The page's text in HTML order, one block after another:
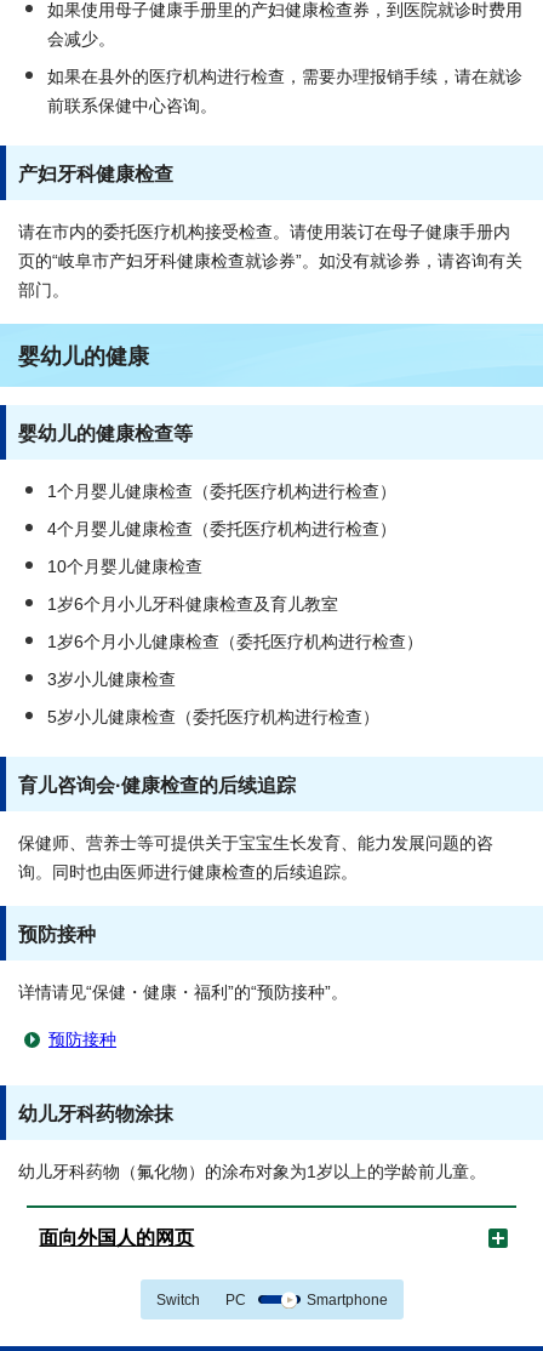
如果使用母子健康手册里的产妇健康检查券，到医院就诊时费用
会减少。
如果在县外的医疗机构进行检查，需要办理报销手续，请在就诊
前联系保健中心咨询。
产妇牙科健康检查
请在市内的委托医疗机构接受检查。请使用装订在母子健康手册内
页的“岐阜市产妇牙科健康检查就诊券”。如没有就诊券，请咨询有关
部门。
婴幼儿的健康
婴幼儿的健康检查等
1个月婴儿健康检查（委托医疗机构进行检查）
4个月婴儿健康检查（委托医疗机构进行检查）
10个月婴儿健康检查
1岁6个月小儿牙科健康检查及育儿教室
1岁6个月小儿健康检查（委托医疗机构进行检查）
3岁小儿健康检查
5岁小儿健康检查（委托医疗机构进行检查）
育儿咨询会·健康检查的后续追踪
保健师、营养士等可提供关于宝宝生长发育、能力发展问题的咨
询。同时也由医师进行健康检查的后续追踪。
预防接种
详情请见“保健・健康・福利”的“预防接种”。
预防接种
幼儿牙科药物涂抹
幼儿牙科药物（氟化物）的涂布对象为1岁以上的学龄前儿童。
面向外国人的网页
Switch PC Smartphone